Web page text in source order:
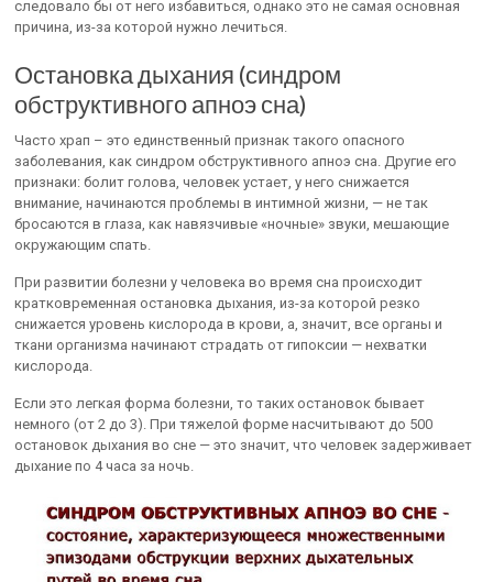
следовало бы от него избавиться, однако это не самая основная
причина, из-за которой нужно лечиться.
Остановка дыхания (синдром
обструктивного апноэ сна)
Часто храп – это единственный признак такого опасного
заболевания, как синдром обструктивного апноэ сна. Другие его
признаки: болит голова, человек устает, у него снижается
внимание, начинаются проблемы в интимной жизни, — не так
бросаются в глаза, как навязчивые «ночные» звуки, мешающие
окружающим спать.
При развитии болезни у человека во время сна происходит
кратковременная остановка дыхания, из-за которой резко
снижается уровень кислорода в крови, а, значит, все органы и
ткани организма начинают страдать от гипоксии — нехватки
кислорода.
Если это легкая форма болезни, то таких остановок бывает
немного (от 2 до 3). При тяжелой форме насчитывают до 500
остановок дыхания во сне — это значит, что человек задерживает
дыхание по 4 часа за ночь.